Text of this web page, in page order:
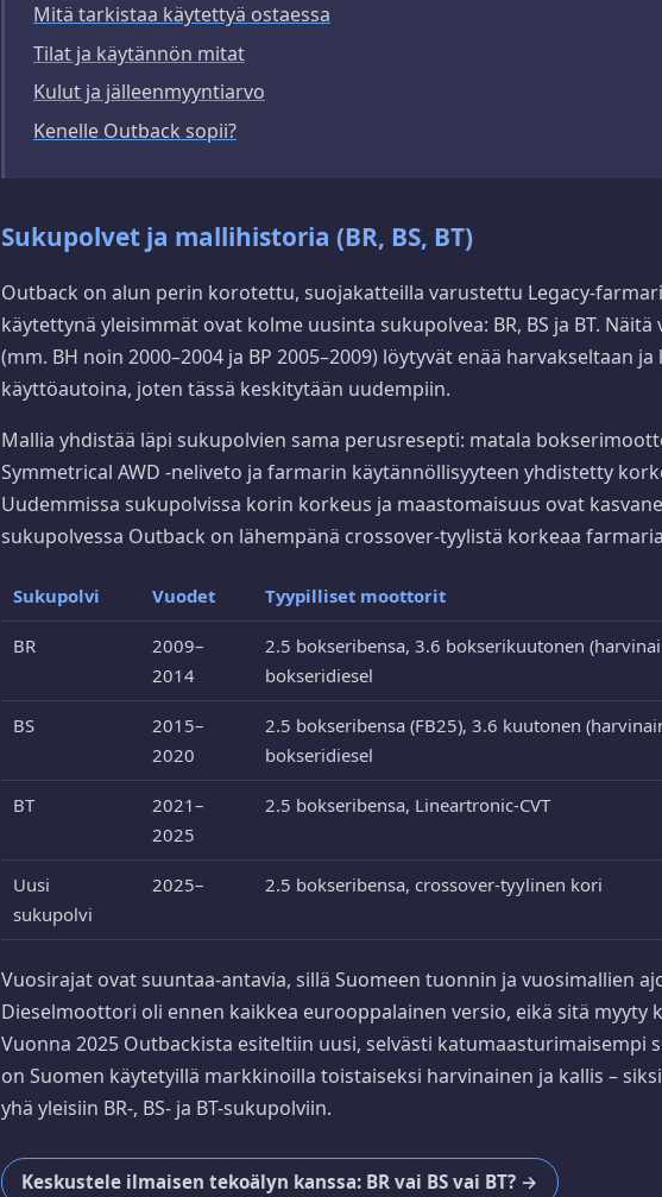
Mitä tarkistaa käytettyä ostaessa
Tilat ja käytännön mitat
Kulut ja jälleenmyyntiarvo
Kenelle Outback sopii?
Sukupolvet ja mallihistoria (BR, BS, BT)
Outback on alun perin korotettu, suojakatteilla varustettu Legacy-
käytettynä yleisimmät ovat kolme uusinta sukupolvea: BR, BS ja BT.
(mm. BH noin 2000–2004 ja BP 2005–2009) löytyvät enää harvakseltaan
käyttöautoina, joten tässä keskitytään uudempiin.
Mallia yhdistää läpi sukupolvien sama perusresepti: matala
Symmetrical AWD -neliveto ja farmarin käytännöllisyyteen yhdistetty
Uudemmissa sukupolvissa korin korkeus ja maastomaisuus ovat
sukupolvessa Outback on lähempänä crossover-tyylistä korkeaa
Sukupolvi Vuodet Tyypilliset moottorit
BR
2009–
2014
2.5 bokseribensa, 3.6 bokserikuutonen
bokseridiesel
BS
2015–
2020
2.5 bokseribensa (FB25), 3.6 kuutonen
bokseridiesel
BT
2021–
2025
2.5 bokseribensa, Lineartronic-CVT
Uusi
sukupolvi
2025– 2.5 bokseribensa, crossover-tyylinen kori
Vuosirajat ovat suuntaa-antavia, sillä Suomeen tuonnin ja vuosimallien
Dieselmoottori oli ennen kaikkea eurooppalainen versio, eikä sitä myyty
Vuonna 2025 Outbackista esiteltiin uusi, selvästi katumaasturimaisempi
on Suomen käytetyillä markkinoilla toistaiseksi harvinainen ja kallis –
yhä yleisiin BR-, BS- ja BT-sukupolviin.
Keskustele ilmaisen tekoälyn kanssa: BR vai BS vai BT? →